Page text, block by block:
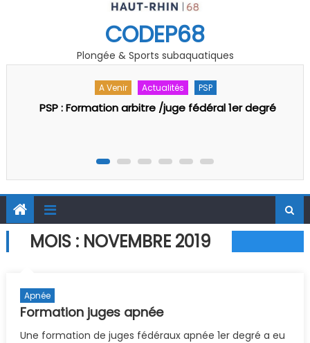
CODEP68
Plongée & Sports subaquatiques
Le Comité Le Comité Directeur
Assemblé Générale 29/09/2025
MOIS : NOVEMBRE 2019
Apnée
Formation juges apnée
Une formation de juges fédéraux apnée 1er degré a eu